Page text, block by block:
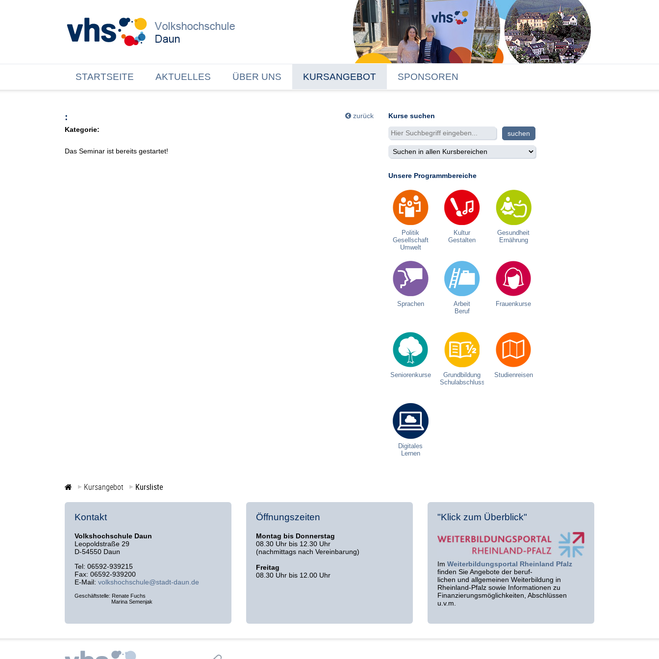
STARTSEITE AKTUELLES ÜBER UNS KURSANGEBOT SPONSOREN
zurück
:
Kategorie:
Das Seminar ist bereits gestartet!
Kurse suchen
Unsere Programmbereiche
Politik
Gesellschaft
Umwelt
Kultur
Gestalten
Gesundheit
Ernährung
Sprachen
Arbeit
Beruf
Frauenkurse
Seniorenkurse
Grundbildung
Schulabschluss
Studienreisen
Digitales
Lernen
Kursangebot Kursliste
Kontakt
Volkshochschule Daun
Leopoldstraße 29
D-54550 Daun
Tel: 06592-939215
Fax: 06592-939200
E-Mail: volkshochschule@stadt-daun.de
Geschäftstelle: Renate Fuchs
Marina Semenjak
Öffnungszeiten
Montag bis Donnerstag
08.30 Uhr bis 12.30 Uhr
(nachmittags nach Vereinbarung)
Freitag
08.30 Uhr bis 12.00 Uhr
"Klick zum Überblick"
Im Weiterbildungsportal Rheinland Pfalz
finden Sie Angebote der beruf-
lichen und allgemeinen Weiterbildung in
Rheinland-Pfalz sowie Informationen zu
Finanzierungsmöglichkeiten, Abschlüssen
u.v.m.